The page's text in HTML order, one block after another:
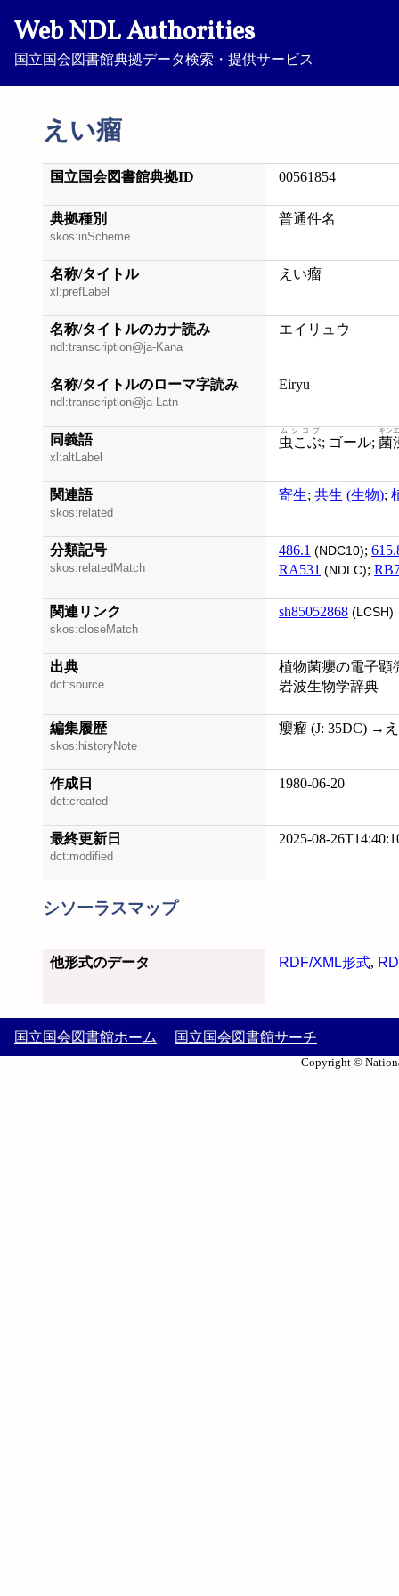
Web NDL Authorities
国立国会図書館典拠データ検索・提供サービス
えい瘤
国立国会図書館典拠ID 00561854
典拠種別
skos:inScheme
普通件名
名称/タイトル
xl:prefLabel
えい瘤
名称/タイトルのカナ読み
ndl:transcription@ja-Kana
エイリュウ
名称/タイトルのローマ字読み
ndl:transcription@ja-Latn
Eiryu
同義語
xl:altLabel
虫こぶ
ムシコブ
; ゴール; 菌
キン
関連語
skos:related
寄生; 共生 (生物);
分類記号
skos:relatedMatch
486.1 (NDC10);
RA531 (NDLC);
関連リンク
skos:closeMatch
sh85052868 (LCSH)
出典
dct:source
植物菌癭の電子顕
岩波生物学辞典
編集履歴
skos:historyNote
癭瘤 (J: 35DC) →
作成日
dct:created
1980-06-20
最終更新日
dct:modified
2025-08-
シソーラスマップ
他形式のデータ RDF/XML形式,
国立国会図書館ホーム 国立国会図書館サーチ
Copyright ©